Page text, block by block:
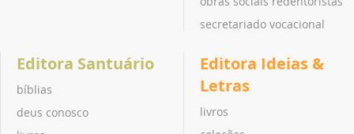
secretariado vocacional
Editora Santuário
bíblias
deus conosco
Editora Ideias &
Letras
livros